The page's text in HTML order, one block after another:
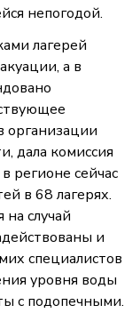
непогодой.
лагерей
а в
организации
дала комиссия
регионе сейчас
в 68 лагерях.
случай
и
специалистов
уровня воды
с подопечными.